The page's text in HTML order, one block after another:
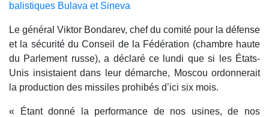
balistiques Bulava et Sineva
Le général Viktor Bondarev, chef du comité pour la défense
et la sécurité du Conseil de la Fédération (chambre haute
du Parlement russe), a déclaré ce lundi que si les États-
Unis insistaient dans leur démarche, Moscou ordonnerait
la production des missiles prohibés d’ici six mois.
« Étant donné la performance de nos usines, de nos